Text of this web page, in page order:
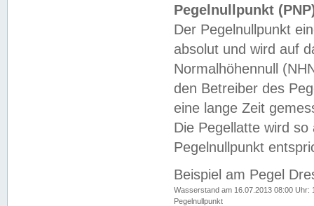
Pegelnullpunkt
Der Pegelnullpunkt
absolut und wird auf
Normalhöhennull
den Betreiber des
eine lange Zeit
Die Pegellatte wird
Pegelnullpunkt
Beispiel am Pegel
Wasserstand am 16.07.2013 08:00 Uhr:
Pegelnullpunkt